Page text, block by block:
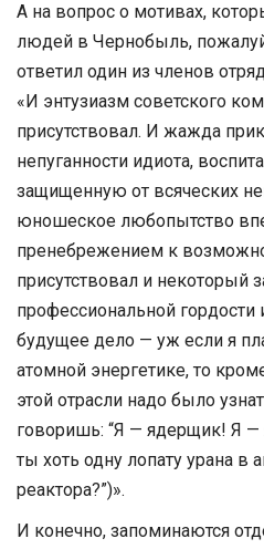
А на вопрос о мотивах,
людей в Чернобыль,
ответил один из членов
«И энтузиазм советского
присутствовал. И жажда
непуганности идиота,
защищенную от всяческих
юношеское любопытство
пренебрежением к
присутствовал и некоторый
профессиональной гордости
будущее дело — уж если я
атомной энергетике, то
этой отрасли надо было
говоришь: “Я — ядерщик! Я —
ты хоть одну лопату урана в
реактора?”)».
И конечно, запоминаются